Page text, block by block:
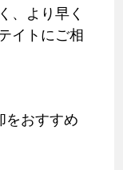
、より早く
イトにご相
をおすすめ